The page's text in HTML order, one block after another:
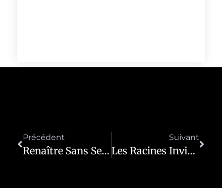
Précédent
Renaître Sans Se Brûler
Suivant
Les Racines Invisibles Du Renouveau